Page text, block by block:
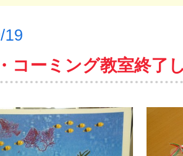
19
コーミング教室終了